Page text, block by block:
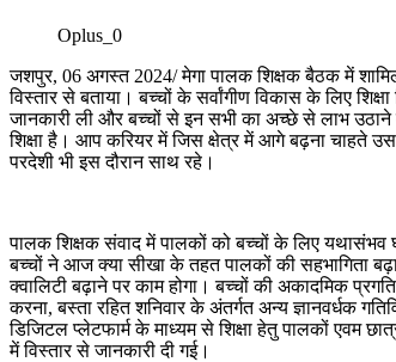
Oplus_0
जशपुर, 06 अगस्त 2024/ मेगा पालक शिक्षक बैठक में
विस्तार से बताया। बच्चों के सर्वांगीण विकास के लिए
जानकारी ली और बच्चों से इन सभी का अच्छे से लाभ
शिक्षा है। आप करियर में जिस क्षेत्र में आगे बढ़ना चाहते
परदेशी भी इस दौरान साथ रहे।
पालक शिक्षक संवाद में पालकों को बच्चों के लिए यथासंभव
बच्चों ने आज क्या सीखा के तहत पालकों की सहभागिता
क्वालिटी बढ़ाने पर काम होगा। बच्चों की अकादमिक
करना, बस्ता रहित शनिवार के अंतर्गत अन्य ज्ञानवर्धक
डिजिटल प्लेटफार्म के माध्यम से शिक्षा हेतु पालकों एवम
में विस्तार से जानकारी दी गई।